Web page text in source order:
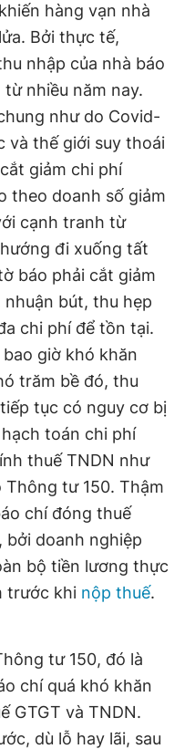
hệ quảng cáo
780 404
Tòa soạn Chính sách bảo
Thành
cấp ngày 24.3.2020
Thanh Niên. Cấm sao
có sự chấp thuận bằng văn
JSC.
hàng vạn nhà
Bởi thực tế,
nhập của nhà báo
nhiều năm nay.
như do Covid-
và thế giới suy thoái
giảm chi phí
theo doanh số giảm
cạnh tranh từ
đi xuống tất
báo phải cắt giảm
bút, thu hẹp
chi phí để tồn tại.
giờ khó khăn
trăm bề đó, thu
tục có nguy cơ bị
toán chi phí
thuế TNDN như
tư 150. Thậm
chí đóng thuế
bởi doanh nghiệp
bộ tiền lương thực
trước khi nộp thuế.
tư 150, đó là
chí quá khó khăn
GTGT và TNDN.
dù lỗ hay lãi, sau